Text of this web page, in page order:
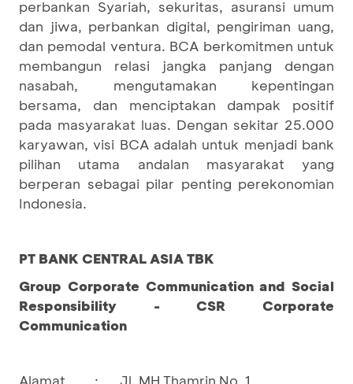
perbankan Syariah, sekuritas, asuransi umum
dan jiwa, perbankan digital, pengiriman uang,
dan pemodal ventura. BCA berkomitmen untuk
membangun relasi jangka panjang dengan
nasabah, mengutamakan kepentingan
bersama, dan menciptakan dampak positif
pada masyarakat luas. Dengan sekitar 25.000
karyawan, visi BCA adalah untuk menjadi bank
pilihan utama andalan masyarakat yang
berperan sebagai pilar penting perekonomian
Indonesia.
PT BANK CENTRAL ASIA TBK
Group Corporate Communication and Social
Responsibility - CSR Corporate
Communication
Alamat :
Jl. MH Thamrin No. 1